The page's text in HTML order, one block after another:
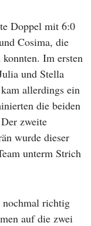
Doppel mit 6:0
Cosima, die
Im ersten
und Stella
allerdings ein
die beiden
zweite
wurde dieser
unterm Strich
nochmal richtig
auf die zwei